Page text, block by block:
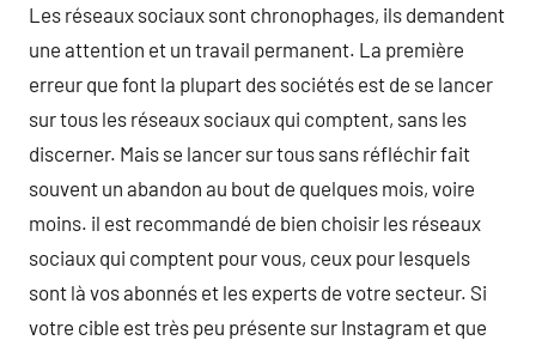
Les réseaux sociaux sont chronophages, ils demandent
une attention et un travail permanent. La première
erreur que font la plupart des sociétés est de se lancer
sur tous les réseaux sociaux qui comptent, sans les
discerner. Mais se lancer sur tous sans réfléchir fait
souvent un abandon au bout de quelques mois, voire
moins. il est recommandé de bien choisir les réseaux
sociaux qui comptent pour vous, ceux pour lesquels
sont là vos abonnés et les experts de votre secteur. Si
votre cible est très peu présente sur Instagram et que